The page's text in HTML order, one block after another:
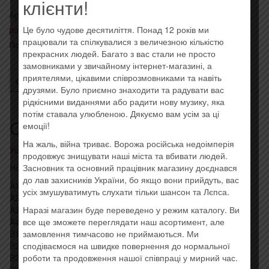
Артикул:0825646252442
power, hard rock,Иностранные исполнители на виниле
Последние поступления Метка:Imported
ОПИСАНИЕ ОТЗЫВЫ (0)
Описание
Усі товари: Iron Maiden
Новая виниловая пластинка. Штрих код: 0825646252442
A1 Prowler
A2 Remember Tomorrow
A3 Running Free
A4 Phantom Of The Opera
B1 Transylvania
B2 Strange World
B3 Charlotte The Harlot
клієнти!
Це було чудове десятиліття. Понад 12 років ми
працювали та спілкувалися з величезною кількістю
прекрасних людей. Багато з вас стали не просто
замовниками у звичайному інтернет-магазині, а
приятелями, цікавими співрозмовниками та навіть
друзями. Було приємно знаходити та радувати вас
рідкісними виданнями або радити нову музику, яка
потім ставала улюбленою. Дякуємо вам усім за ці
емоції!
На жаль, війна триває. Ворожа російська недоімперія
продовжує знищувати наші міста та вбивати людей.
Засновник та основний працівник магазину доєднався
до лав захисників України, бо якщо вони прийдуть, вас
усіх змушуватимуть слухати тільки шансон та Лєпса.
Наразі магазин буде переведено у режим каталогу. Ви
все ще зможете переглядати наш асортимент, але
замовлення тимчасово не приймаються. Ми
сподіваємося на швидке повернення до нормальної
роботи та продовження нашої співпраці у мирний час.